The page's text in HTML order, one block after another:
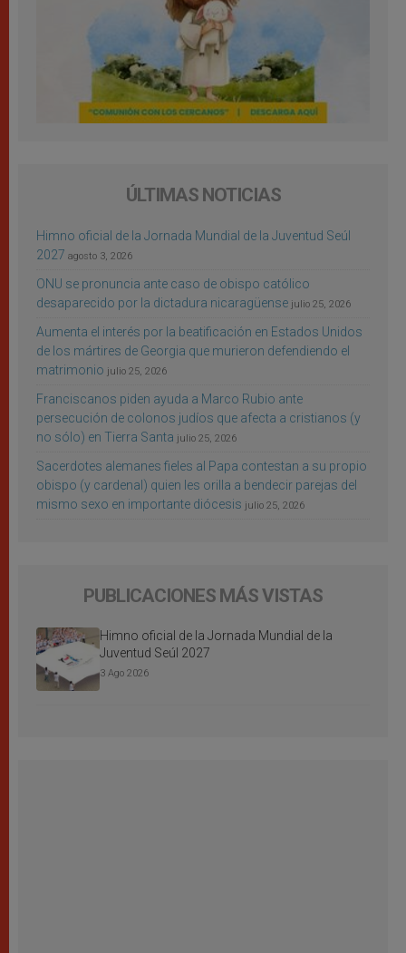
ÚLTIMAS NOTICIAS
Himno oficial de la Jornada Mundial de la Juventud Seúl
2027 agosto 3, 2026
ONU se pronuncia ante caso de obispo católico
desaparecido por la dictadura nicaragüense julio 25, 2026
Aumenta el interés por la beatificación en Estados Unidos
de los mártires de Georgia que murieron defendiendo el
matrimonio julio 25, 2026
Franciscanos piden ayuda a Marco Rubio ante
persecución de colonos judíos que afecta a cristianos (y
no sólo) en Tierra Santa julio 25, 2026
Sacerdotes alemanes fieles al Papa contestan a su propio
obispo (y cardenal) quien les orilla a bendecir parejas del
mismo sexo en importante diócesis julio 25, 2026
PUBLICACIONES MÁS VISTAS
Himno oficial de la Jornada Mundial de la
Juventud Seúl 2027
3 Ago 2026